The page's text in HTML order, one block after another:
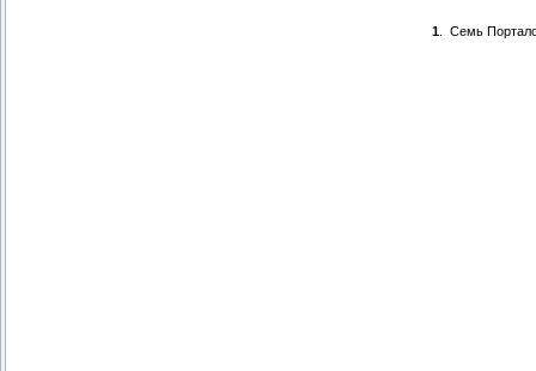
1. Семь